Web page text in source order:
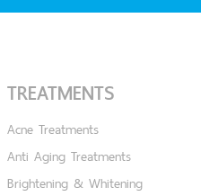
TREATMENTS
Acne Treatments
Anti Aging Treatments
Brightening & Whitening